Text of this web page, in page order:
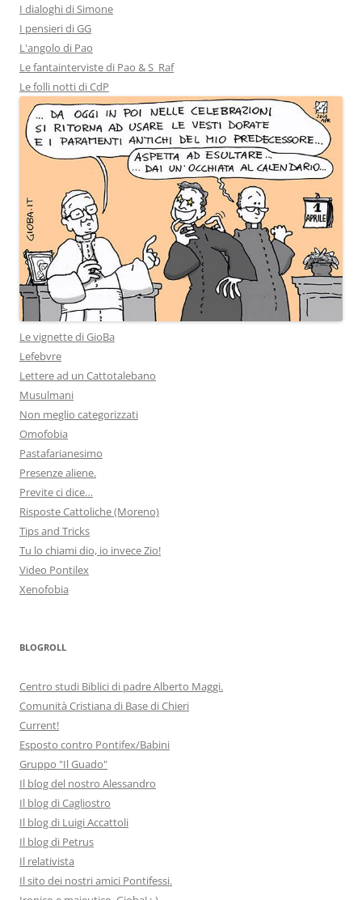
I dialoghi di Simone
I pensieri di GG
L'angolo di Pao
Le fantainterviste di Pao & S_Raf
Le folli notti di CdP
Le vignette di GioBa
Lefebvre
Lettere ad un Cattotalebano
Musulmani
Non meglio categorizzati
Omofobia
Pastafarianesimo
Presenze aliene.
Previte ci dice…
Risposte Cattoliche (Moreno)
Tips and Tricks
Tu lo chiami dio, io invece Zio!
Video Pontilex
Xenofobia
BLOGROLL
Centro studi Biblici di padre Alberto Maggi.
Comunità Cristiana di Base di Chieri
Current!
Esposto contro Pontifex/Babini
Gruppo "Il Guado"
Il blog del nostro Alessandro
Il blog di Cagliostro
Il blog di Luigi Accattoli
Il blog di Petrus
Il relativista
Il sito dei nostri amici Pontifessi.